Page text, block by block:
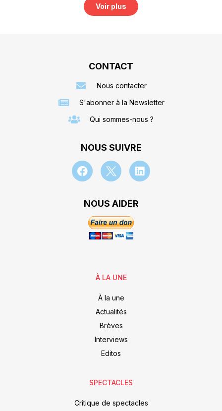
Voir plus
CONTACT
Nous contacter
S'abonner à la Newsletter
Qui sommes-nous ?
NOUS SUIVRE
NOUS AIDER
À LA UNE
À la une
Actualités
Brèves
Interviews
Editos
SPECTACLES
Critique de spectacles